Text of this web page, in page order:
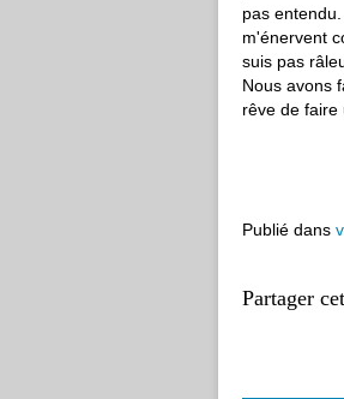
pas
m'énervent
suis pas
Nous avons
rêve de faire
Publié dans
Partager